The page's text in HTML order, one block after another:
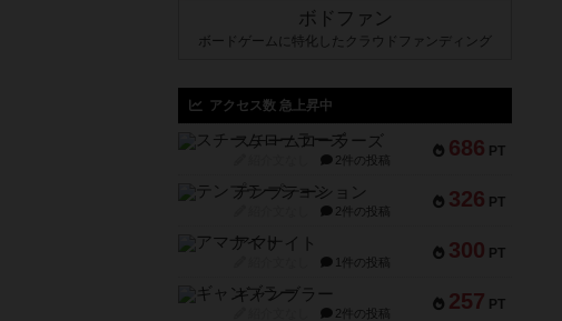
ボドファン
ボードゲームに特化したクラウドファンディング
アクセス数 急上昇中
686 PT
スチームローラーズ
2件の投稿
326 PT
テンプテーション
2件の投稿
300 PT
アマナイト
1件の投稿
257 PT
ギャンブラー
2件の投稿